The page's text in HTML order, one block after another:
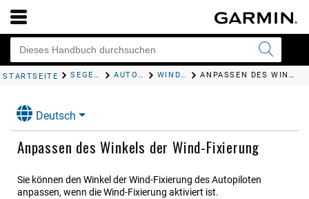
STARTSEITE SEGELFUNKTIONEN AUTOPILOTBETRIEB – SEGELBOOT WIND-FIXIERUNG ANPASSEN DES WINKELS DER WIND-FIXIERUNG
Deutsch
Anpassen des Winkels der Wind-Fixierung
Sie können den Winkel der Wind-Fixierung des Autopiloten
anpassen, wenn die Wind-Fixierung aktiviert ist.